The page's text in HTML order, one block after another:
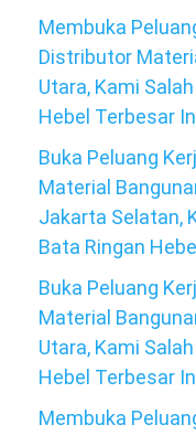
Membuka
Distributor
Utara, Kami
Hebel Terbesar
Buka Peluang
Material
Jakarta Selatan,
Bata Ringan
Buka Peluang
Material
Utara, Kami
Hebel Terbesar
Membuka